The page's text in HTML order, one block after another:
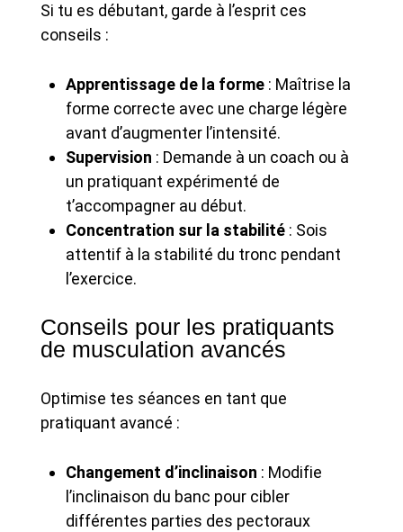
Si tu es débutant, garde à l’esprit ces
conseils :
Apprentissage de la forme : Maîtrise la
forme correcte avec une charge légère
avant d’augmenter l’intensité.
Supervision : Demande à un coach ou à
un pratiquant expérimenté de
t’accompagner au début.
Concentration sur la stabilité : Sois
attentif à la stabilité du tronc pendant
l’exercice.
Conseils pour les pratiquants
de musculation avancés
Optimise tes séances en tant que
pratiquant avancé :
Changement d’inclinaison : Modifie
l’inclinaison du banc pour cibler
différentes parties des pectoraux